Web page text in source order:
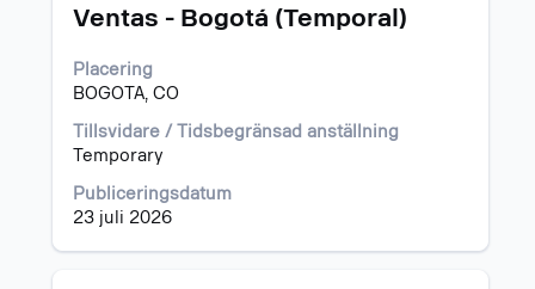
Ventas - Bogotá (Temporal)
Placering
BOGOTA, CO
Tillsvidare / Tidsbegränsad anställning
Temporary
Publiceringsdatum
23 juli 2026
blankstegstangenten
att
visa
allt
innehåll
jobbeskrivningen.